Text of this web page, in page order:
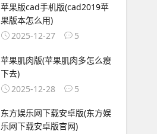
苹果版cad手机版(cad2019苹
果版本怎么用)
2025-12-27
5
苹果肌肉版(苹果肌肉多怎么瘦
下去)
2025-12-28
5
东方娱乐网下载安卓版(东方娱
乐网下载安卓版官网)